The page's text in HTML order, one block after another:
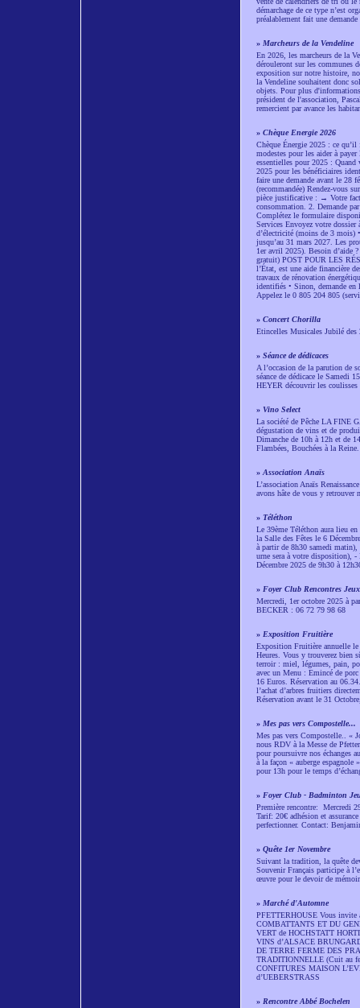
démarchage de ce type n’est
préalablement fait une
» Marcheurs de la Vendeline
En 2026, les marcheurs de la
dérouleront sur les communes
exposition sur notre histoire,
la Vendeline souhaitent donc
objets. Pour plus
président de l'association,
remercient par avance les
» Chèque Energie 2026
Chèque Énergie 2025 : ce qu’il
modestes pour les aider à
essentielles pour 2025 : Quand
2025 pour les bénéficiaires
faire une demande avant le 28
(recommandée) Rendez-vous
pièce justificative : → Votre
consommation. 2. Demande
Complétez le formulaire
Services Envoyez votre
d’électricité (moins de 3 mois)
jusqu’au 31 mars 2027. Les
1er avril 2025). Besoin d’aide
gratuit) POST POUR LES
l’État, est une aide financière
travaux de rénovation
identifiés • Sinon, demande en
Appelez le 0 805 204 805
» Concert Chorilla
Etincelles Musicales Jubilé des
» Séance de dédicaces
A l’occasion de la parution de
séance de dédicace le Samedi
HEYER découvrir les
» Vino Select
La société de Pêche LA FINE
dégustation de vins et de
Dimanche de 10h à 12h et de
Flambées, Bouchées à la
» Association Anaïs
L’association Anaïs
avons hâte de vous y retrouver
» Téléthon
Le 39ème Téléthon aura lieu
la Salle des Fêtes le 6
à partir de 8h30 samedi
urne sera à votre disposition),
Décembre 2025 de 9h30 à
» Foyer Club Rencontres Jeux
Mercredi, 1er octobre 2025 à
BECKER : 06 72 79 98 68
» Exposition Fruitière
Exposition Fruitière annuelle le
Heures. Vous y trouverez bien
terroir : miel, légumes, pain,
avec un Menu : Emincé de
16 Euros. Réservation au
l’achat d’arbres fruitiers
Réservation avant le 31
» Mes pas vers Compostelle...
Mes pas vers Compostelle.. «
nous RDV à la Messe de
pour poursuivre nos échanges
à la façon « auberge
pour 13h pour le temps
» Foyer Club - Badminton
Première rencontre: Mercredi
Tarif: 20€ adhésion et
perfectionner. Contact:
» Quête 1er Novembre
Suivant la tradition, la quête
Souvenir Français participe à
œuvre pour le devoir de
» Marché d'Automne
PFETTERHOUSE Vous
COMBATTANTS ET DU
VERT de HOCHSTATT
VINS d’ALSACE
DE TERRE FERME DES
TRADITIONNELLE (Cuit au
CONFITURES MAISON
d’UEBERSTRASS
» Rencontre Abbé Bochelen